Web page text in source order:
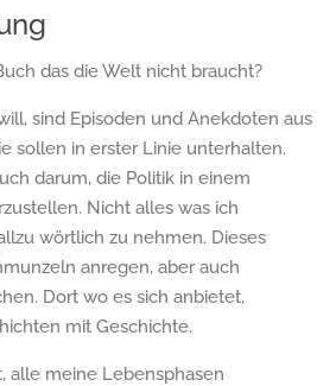
das die Welt nicht braucht?
sind Episoden und Anekdoten aus
sollen in erster Linie unterhalten.
darum, die Politik in einem
Nicht alles was ich
wörtlich zu nehmen. Dieses
anregen, aber auch
Dort wo es sich anbietet,
mit Geschichte.
alle meine Lebensphasen